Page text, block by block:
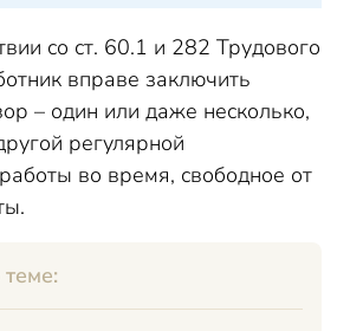
со ст. 60.1 и 282 Трудового
вправе заключить
– один или даже несколько,
регулярной
во время, свободное от